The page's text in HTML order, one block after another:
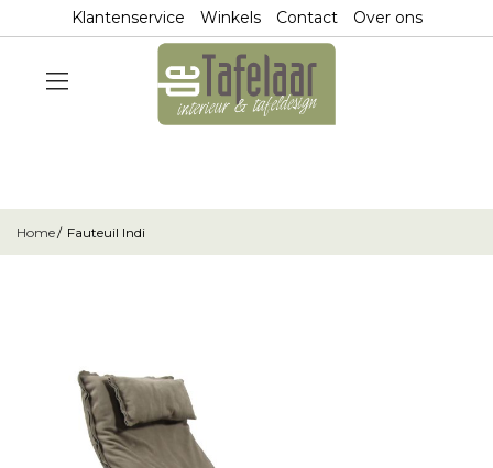
Klantenservice Winkels Contact Over ons
Home Fauteuil Indi